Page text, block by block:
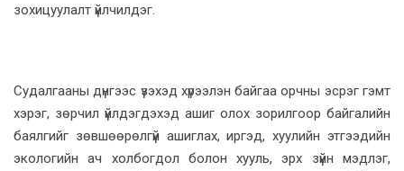
зохицуулалт үйлчилдэг.
Судалгааны дүнгээс үзэхэд хүрээлэн байгаа орчны эсрэг гэмт
хэрэг, зөрчил үйлдэгдэхэд ашиг олох зорилгоор байгалийн
баялгийг зөвшөөрөлгүй ашиглах, иргэд, хуулийн этгээдийн
экологийн ач холбогдол болон хууль, эрх зүйн мэдлэг,